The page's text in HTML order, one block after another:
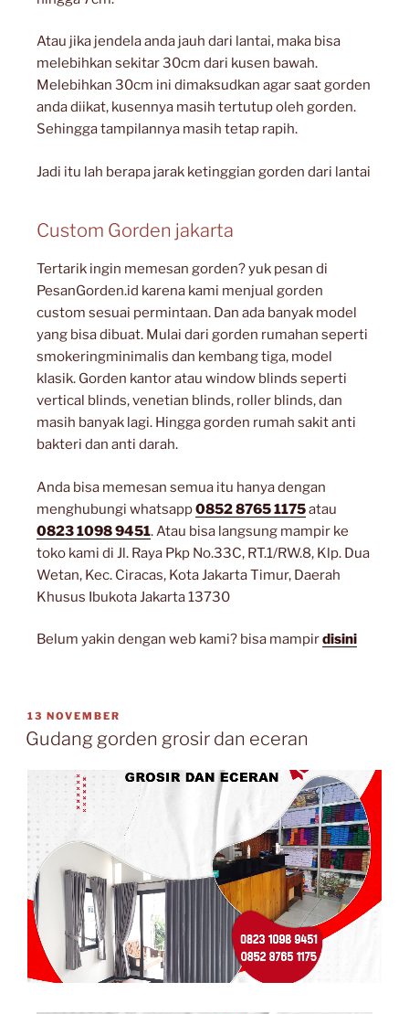
Atau jika jendela anda jauh dari lantai, maka bisa
melebihkan sekitar 30cm dari kusen bawah.
Melebihkan 30cm ini dimaksudkan agar saat gorden
anda diikat, kusennya masih tertutup oleh gorden.
Sehingga tampilannya masih tetap rapih.
Jadi itu lah berapa jarak ketinggian gorden dari lantai
Custom Gorden jakarta
Tertarik ingin memesan gorden? yuk pesan di
PesanGorden.id karena kami menjual gorden
custom sesuai permintaan. Dan ada banyak model
yang bisa dibuat. Mulai dari gorden rumahan seperti
smokeringminimalis dan kembang tiga, model
klasik. Gorden kantor atau window blinds seperti
vertical blinds, venetian blinds, roller blinds, dan
masih banyak lagi. Hingga gorden rumah sakit anti
bakteri dan anti darah.
Anda bisa memesan semua itu hanya dengan
menghubungi whatsapp0852 8765 1175atau
0823 1098 9451. Atau bisa langsung mampir ke
toko kami di Jl. Raya Pkp No.33C, RT.1/RW.8, Klp. Dua
Wetan, Kec. Ciracas, Kota Jakarta Timur, Daerah
Khusus Ibukota Jakarta 13730
Belum yakin dengan web kami? bisa mampirdisini
13 NOVEMBER
Gudang gorden grosir dan eceran